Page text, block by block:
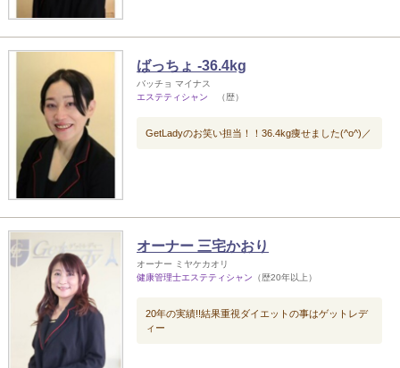
ばっちょ -36.4kg
バッチョ マイナス
エステティシャン
（歴）
GetLadyのお笑い担当！！36.4kg痩せました(^o^)／
オーナー 三宅かおり
オーナー ミヤケカオリ
健康管理士エステティシャン （歴20年以上）
20年の実績!!結果重視ダイエットの事はゲットレデ
ィー